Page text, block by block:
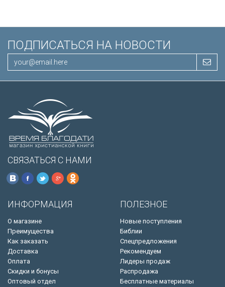
ПОДПИСАТЬСЯ НА НОВОСТИ
СВЯЗАТЬСЯ С НАМИ
ИНФОРМАЦИЯ
О магазине
Преимущества
Как заказать
Доставка
Оплата
Скидки и бонусы
Оптовый отдел
ПОЛЕЗНОЕ
Новые поступления
Библии
Спецпредложения
Рекомендуем
Лидеры продаж
Распродажа
Бесплатные материалы